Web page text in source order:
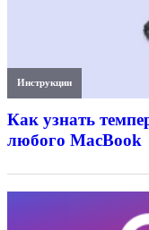
Инструкции
Как узнать
любого MacBook